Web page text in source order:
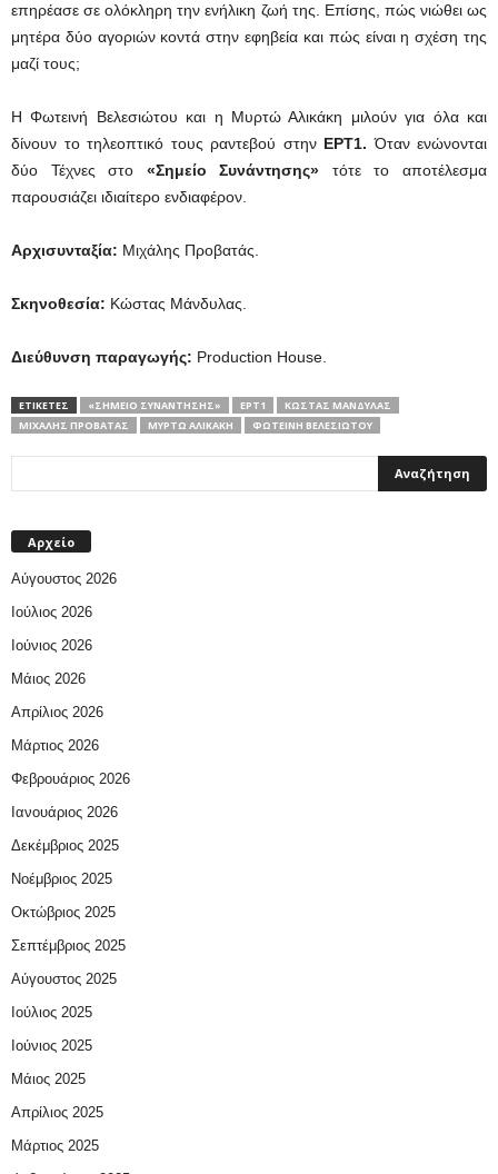
επηρέασε σε ολόκληρη την ενήλικη ζωή της. Επίσης, πώς νιώθει ως
μητέρα δύο αγοριών κοντά στην εφηβεία και πώς είναι η σχέση της
μαζί τους;
Η Φωτεινή Βελεσιώτου και η Μυρτώ Αλικάκη μιλούν για όλα και
δίνουν το τηλεοπτικό τους ραντεβού στην ΕΡΤ1.Όταν ενώνονται
δύο Τέχνες στο «Σημείο Συνάντησης» τότε το αποτέλεσμα
παρουσιάζει ιδιαίτερο ενδιαφέρον.
Αρχισυνταξία: Μιχάλης Προβατάς.
Σκηνοθεσία: Κώστας Μάνδυλας.
Διεύθυνση παραγωγής: Production House.
ΕΤΙΚΕΤΕΣ «ΣΗΜΕΊΟ ΣΥΝΆΝΤΗΣΗΣ» ΕΡΤ1
ΚΏΣΤΑΣ ΜΆΝΔΥΛΑΣ
ΜΙΧΆΛΗΣ ΠΡΟΒΑΤΆΣ
ΜΥΡΤΏ ΑΛΙΚΆΚΗ ΦΩΤΕΙΝΉ ΒΕΛΕΣΙΏΤΟΥ
Αρχείο
Αύγουστος 2026
Ιούλιος 2026
Ιούνιος 2026
Μάιος 2026
Απρίλιος 2026
Μάρτιος 2026
Φεβρουάριος 2026
Ιανουάριος 2026
Δεκέμβριος 2025
Νοέμβριος 2025
Οκτώβριος 2025
Σεπτέμβριος 2025
Αύγουστος 2025
Ιούλιος 2025
Ιούνιος 2025
Μάιος 2025
Απρίλιος 2025
Μάρτιος 2025